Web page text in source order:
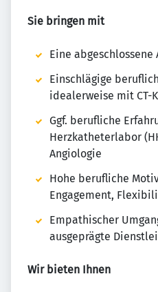
Sie bringen mit
Eine abgeschlossene
Einschlägige
idealerweise mit CT-
Ggf. berufliche
Herzkatheterlabor
Angiologie
Hohe berufliche
Engagement,
Empathischer
ausgeprägte
Wir bieten Ihnen